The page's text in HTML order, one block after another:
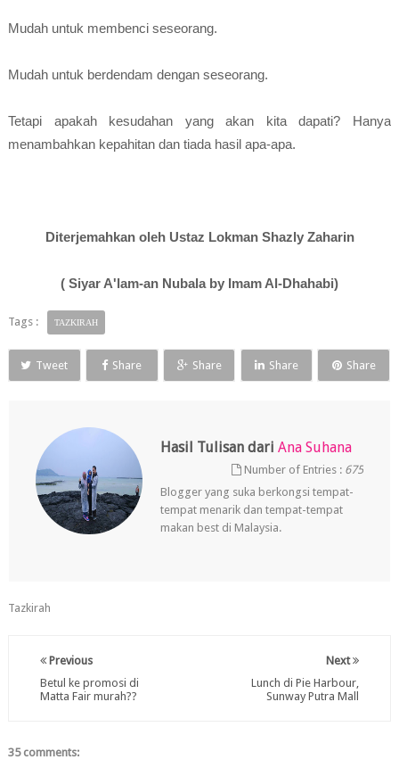
Mudah untuk membenci seseorang.
Mudah untuk berdendam dengan seseorang.
Tetapi apakah kesudahan yang akan kita dapati? Hanya
menambahkan kepahitan dan tiada hasil apa-apa.
Diterjemahkan oleh Ustaz Lokman Shazly Zaharin
( Siyar A'lam-an Nubala by Imam Al-Dhahabi)
Tags : TAZKIRAH
Tweet Share Share Share Share
Hasil Tulisan dari Ana Suhana
Number of Entries : 675
Blogger yang suka berkongsi tempat-
tempat menarik dan tempat-tempat
makan best di Malaysia.
Tazkirah
Next
Lunch di Pie Harbour,
Sunway Putra Mall
Previous
Betul ke promosi di
Matta Fair murah??
35 comments: